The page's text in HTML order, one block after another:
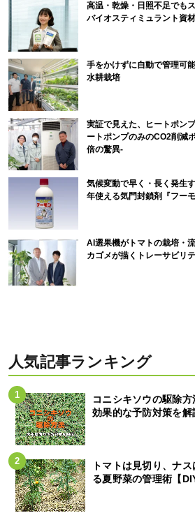
高温・乾燥・日照不足でも
バイオスティミュラント資
手をかけずに自動で管理可
水耕栽培
実証で見えた、ヒートポン
ートポンプのみのCO2削減
倍の驚異-
気候変動で早く・長く発生
年使える気門封鎖剤『フーモ
AI選果機がトマトの栽培・
カゴメが描くトレーサビリ
人気記事ランキング
コニシキソウの駆除
効果的な予防対策を解
トマトは見切り、ナ
る夏野菜の管理術【